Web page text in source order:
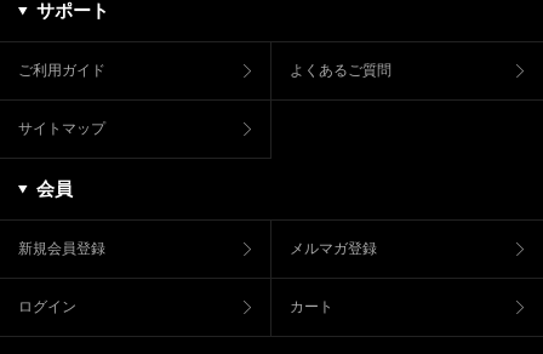
サポート
ご利用ガイド よくあるご質問
サイトマップ
会員
新規会員登録 メルマガ登録
ログイン カート